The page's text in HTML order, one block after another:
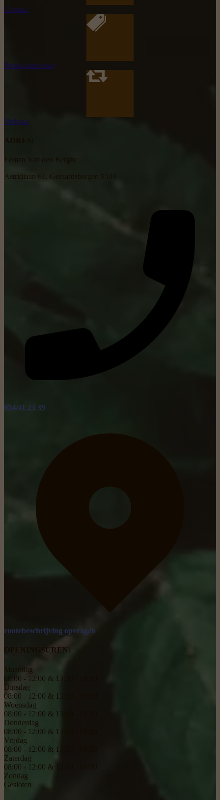
Contact
Productaanvraag
Verhuur
Astridlaan 61, Geraardsbergen 9500
054/41 23 39
routebeschrijving opvragen
OPENINGSUREN:
Maandag
08:00 - 12:00 & 13:00 - 18:00
Dinsdag
08:00 - 12:00 & 13:00 - 18:00
Woensdag
08:00 - 12:00 & 13:00 - 18:00
Donderdag
08:00 - 12:00 & 13:00 - 18:00
Vrijdag
08:00 - 12:00 & 13:00 - 18:00
Zaterdag
08:00 - 12:00 & 13:00 - 16:00
Zondag
Gesloten